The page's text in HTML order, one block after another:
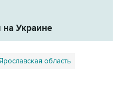
Украине
область